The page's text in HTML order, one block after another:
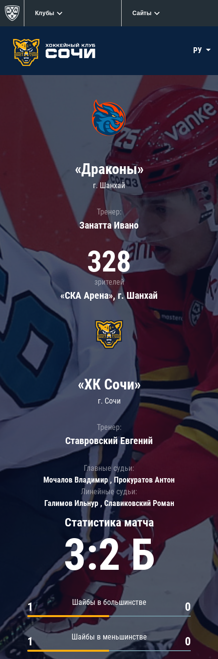
Клубы Сайты
РУ
«Драконы»
г. Шанхай
Тренер:
Занатта Иванo
328
зрителей
«СКА Арена», г. Шанхай
Статистика матча
3:2 Б
Шайбы в большинстве
1 0
Шайбы в меньшинстве
1 0
«ХК Сочи»
г. Сочи
Тренер:
Ставровский Евгений
Главные судьи:
Мочалов Владимир , Прокуратов Антон
Линейные судьи:
Галимов Ильнур , Славиковский Роман